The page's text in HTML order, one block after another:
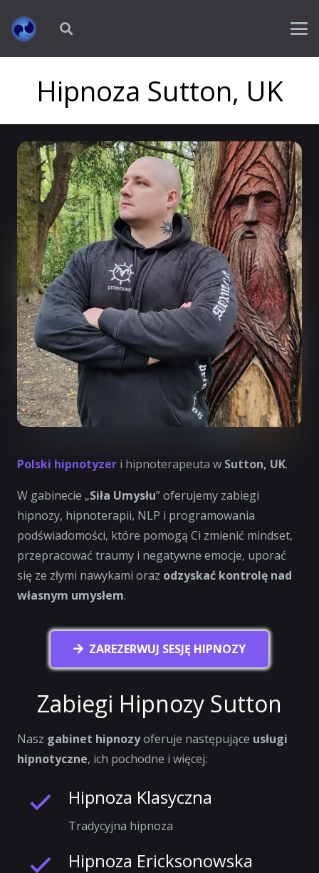
Hipnoza Sutton, UK
Polski hipnotyzer i hipnoterapeuta w Sutton, UK.
W gabinecie „Siła Umysłu” oferujemy zabiegi
hipnozy, hipnoterapii, NLP i programowania
podświadomości, które pomogą Ci zmienić mindset,
przepracować traumy i negatywne emocje, uporać
się ze złymi nawykami oraz odzyskać kontrolę nad
własnym umysłem.
ZAREZERWUJ SESJĘ HIPNOZY
Zabiegi Hipnozy Sutton
Nasz gabinet hipnozyoferuje następujące usługi
hipnotyczne, ich pochodne i więcej:
Hipnoza Klasyczna
Tradycyjna hipnoza
Hipnoza Ericksonowska